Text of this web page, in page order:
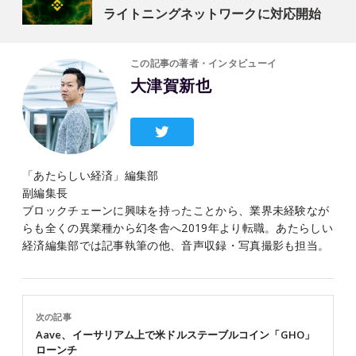
ライトニングネットワークに対応開始
この記事の著者・インタビューイ
大津賀新也
「あたらしい経済」編集部
副編集長
ブロックチェーンに興味を持ったことから、業界未経験なが
らも全くの異業種から幻冬舎へ2019年より転職。あたらしい
経済編集部では記事執筆の他、音声収録・写真撮影も担当。
次の記事
Aave、イーサリアム上で米ドルステーブルコイン「GHO」
ローンチ